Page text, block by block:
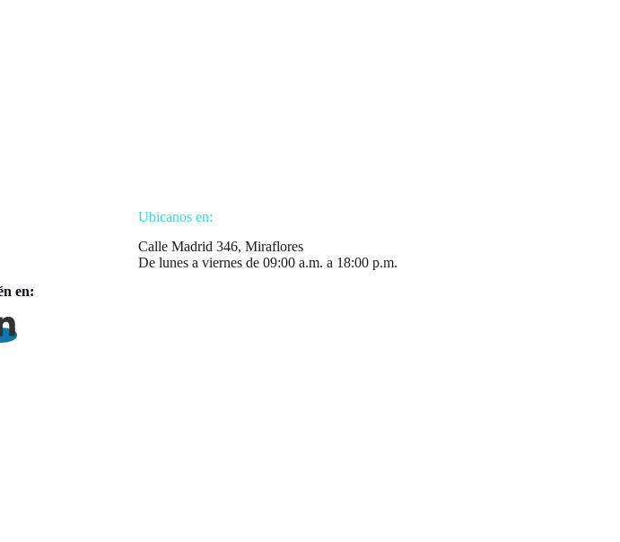
en:
Ubicanos en:
Calle Madrid 346, Miraflores
De lunes a viernes de 09:00 a.m. a 18:00 p.m.